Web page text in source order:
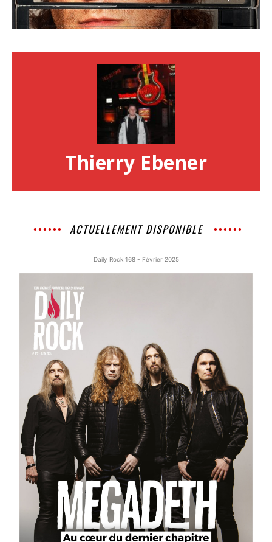
Thierry Ebener
ACTUELLEMENT DISPONIBLE
Daily Rock 168 - Février 2025